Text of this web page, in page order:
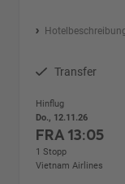
Transfer
Hinflug
Do., 12.11.26
FRA13:05
1 Stopp
Vietnam Airlines